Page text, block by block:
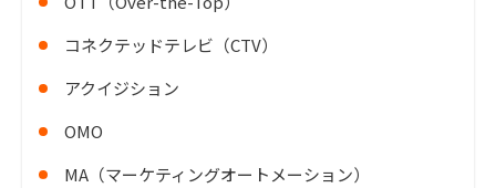
コネクテッドテレビ（CTV）
アクイジション
OMO
MA（マーケティングオートメーション）